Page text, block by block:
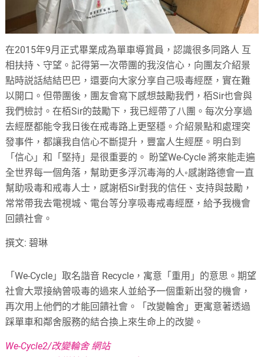
在2015年9月正式畢業成為單車導賞員，認識很多同路人 互
相扶持、守望。記得第一次帶團的我沒信心，向團友介紹景
點時説話結結巴巴，還要向大家分享自己吸毒經歷，實在難
以開口。但帶團後，團友會寫下感想鼓勵我們，栢Sir也會與
我們檢討。在栢Sir的鼓勵下，我已經帶了八團。每次分享過
去經歷都能令我日後在戒毒路上更堅穩。介紹景點和處理突
發事件，都讓我自信心不斷提升，豐富人生經歷。明白到
「信心」和「堅持」是很重要的。 盼望We-Cycle 將來能走遍
全世界每一個角落，幫助更多浮沉毒海的人◦感謝路德會一直
幫助吸毒和戒毒人士，感謝栢Sir對我的信任、支持與鼓勵，
常常帶我去電視城、電台等分享吸毒戒毒經歷，給予我機會
回饋社會。
撰文: 碧琳
「We-Cycle」取名諧音 Recycle，寓意「重用」的意思。期望
社會大眾接納曾吸毒的過來人並給予一個重新出發的機會，
再次用上他們的才能回饋社會。「改變輪舍」更寓意著透過
踩單車和鄰舍服務的結合換上來生命上的改變。
We-Cycle2/改變輪舍 網站